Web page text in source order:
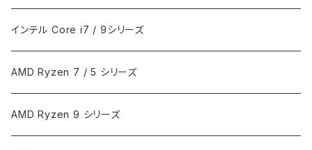
インテル Core i7 / 9シリーズ
AMD Ryzen 7 / 5 シリーズ
AMD Ryzen 9 シリーズ